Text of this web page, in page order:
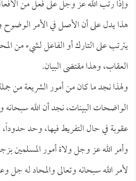
وإذا رتب الله عز وجل على فعل من
هذا يدل على أن الأصل في الأمر الوضوح
يترتب على التارك أو الفاعل لشيء من
العقاب، وهذا مقتضى البيان.
ولهذا نجد ما كان من أمور الشريعة من
الواضحات البينات، نجد أن الله
عقوبة في حال التفريط فيها، وحد
وأمر الله عز وجل ولاة أمور المسلمين
لأمر الله سبحانه وتعالى والمحاد له جل